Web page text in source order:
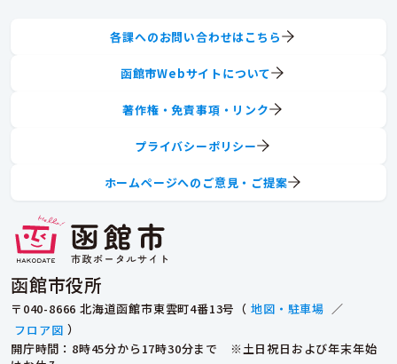
函館市役所
〒040-8666 北海道函館市東雲町4番13号（ 地図・駐車場 ／
フロア図 ）
開庁時間：8時45分から17時30分まで ※土日祝日および年末年始
各課へのお問い合わせはこちら
函館市Webサイトについて
著作権・免責事項・リンク
プライバシーポリシー
ホームページへのご意見・ご提案